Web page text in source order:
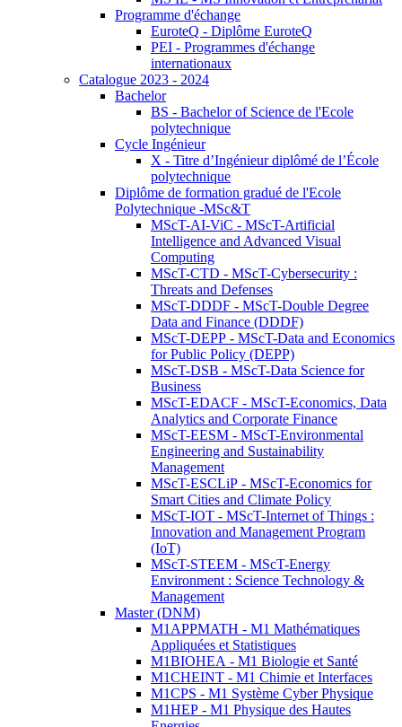
Programme d'échange
EuroteQ - Diplôme EuroteQ
PEI - Programmes d'échange
internationaux
Catalogue 2023 - 2024
Bachelor
BS - Bachelor of Science de l'Ecole
polytechnique
Cycle Ingénieur
X - Titre d’Ingénieur diplômé de l’École
polytechnique
Diplôme de formation gradué de l'Ecole
Polytechnique -MSc&T
MScT-AI-ViC - MScT-Artificial
Intelligence and Advanced Visual
Computing
MScT-CTD - MScT-Cybersecurity :
Threats and Defenses
MScT-DDDF - MScT-Double Degree
Data and Finance (DDDF)
MScT-DEPP - MScT-Data and Economics
for Public Policy (DEPP)
MScT-DSB - MScT-Data Science for
Business
MScT-EDACF - MScT-Economics, Data
Analytics and Corporate Finance
MScT-EESM - MScT-Environmental
Engineering and Sustainability
Management
MScT-ESCLiP - MScT-Economics for
Smart Cities and Climate Policy
MScT-IOT - MScT-Internet of Things :
Innovation and Management Program
(IoT)
MScT-STEEM - MScT-Energy
Environment : Science Technology &
Management
Master (DNM)
M1APPMATH - M1 Mathématiques
Appliquées et Statistiques
M1BIOHEA - M1 Biologie et Santé
M1CHEINT - M1 Chimie et Interfaces
M1CPS - M1 Système Cyber Physique
M1HEP - M1 Physique des Hautes